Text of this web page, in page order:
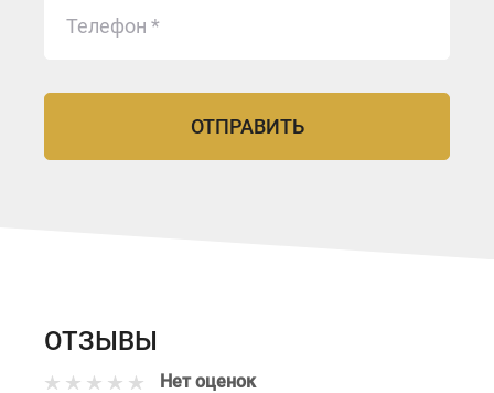
ОТЗЫВЫ
Нет оценок